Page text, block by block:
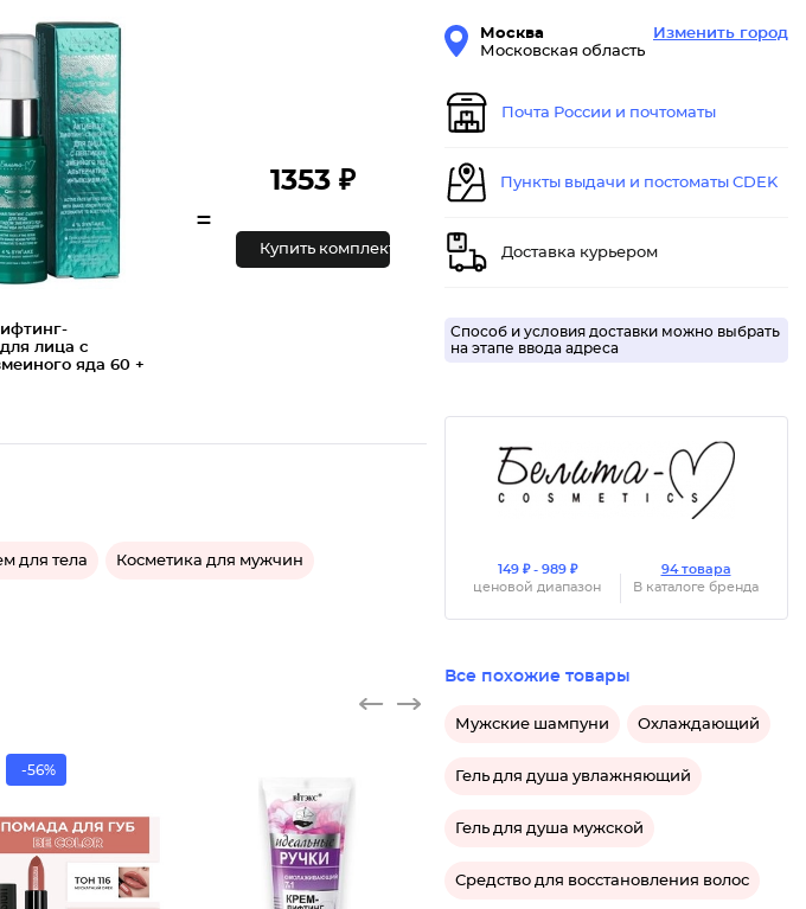
лица с
яда 60 +
=
1353 ₽
Купить комплект
для тела Косметика для мужчин
-56%
Помада
Москва
Московская область
Изменить город
Почта России и почтоматы
Пункты выдачи и постоматы CDEK
Доставка курьером
Способ и условия доставки можно выбрать
на этапе ввода адреса
149 ₽ - 989 ₽
ценовой диапазон
94 товара
В каталоге бренда
Все похожие товары
Мужские шампуни Охлаждающий
Гель для душа увлажняющий
Гель для душа мужской
Средство для восстановления волос